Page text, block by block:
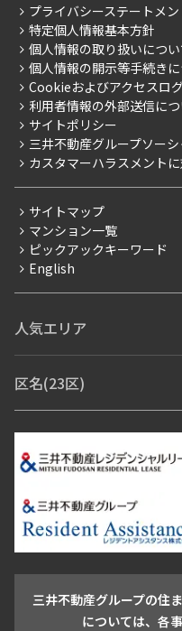
こだわりから探す
こだわり一覧
プレミアムマンション
新築
当社限定（港区・渋谷区）
当社限定（港区・渋谷区
三井不動産企画
賃料改定
フリーレント
ペット可
ブランドマンション
ご入居・提携サービス
お部屋探しからご契約ま
よくあるご質問
社宅紹介
【仲介会社様向け】当社
会社情報
事業案内
採用情報
ニュースリリース
お問い合わせ
プライバシーステートメン
特定個人情報基本方針
個人情報の取り扱いについ
個人情報の開示等手続き
Cookieおよびアクセスロ
利用者情報の外部送信に
サイトポリシー
三井不動産グループソー
カスタマーハラスメント
サイトマップ
マンション一覧
ピックアックキーワード
English
人気エリア
青山・表参道・原宿
市ヶ谷・神楽
芝浦・汐留・品川
月島・勝
目白・高田馬場
池尻大橋・三軒茶屋
祐天寺・
駒沢・用賀・二子玉川
成城・
青山 渋谷 東京・大手町
区名(23区)
豊島区
杉並区 板橋区
葛飾区
江戸川区
三井不動産グループの住
については、各